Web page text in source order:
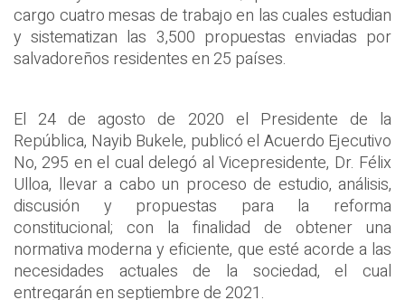
cargo cuatro mesas de trabajo en las cuales estudian
y sistematizan las 3,500 propuestas enviadas por
salvadoreños residentes en 25 países.
El 24 de agosto de 2020 el Presidente de la
República, Nayib Bukele, publicó el Acuerdo Ejecutivo
No, 295 en el cual delegó al Vicepresidente, Dr. Félix
Ulloa, llevar a cabo un proceso de estudio, análisis,
discusión y propuestas para la reforma
constitucional; con la finalidad de obtener una
normativa moderna y eficiente, que esté acorde a las
necesidades actuales de la sociedad, el cual
entregarán en septiembre de 2021.